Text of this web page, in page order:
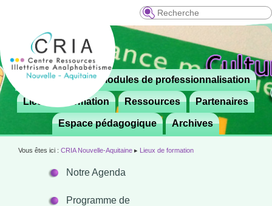
Recherche
Menu
principal
Aller
contenu
principal
 Le CRIA Modules de professionnalisation
Lieux de formation Ressources Partenaires
Espace pédagogique Archives
Vous êtes ici : CRIA Nouvelle-Aquitaine ▸ Lieux de formation
Notre Agenda
Programme de